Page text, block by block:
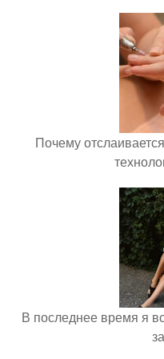
Почему
В последнее время я